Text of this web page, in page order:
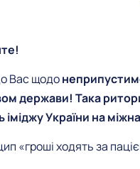
Вас щодо
держави! Така
іміджу України на
«гроші ходять за